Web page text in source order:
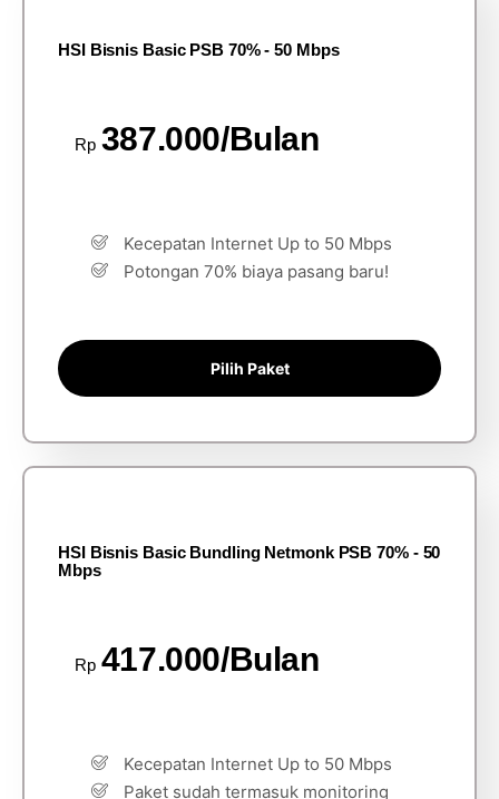
HSI Bisnis Basic PSB 70% - 50 Mbps
Rp 387.000/Bulan
Kecepatan Internet Up to 50 Mbps
Potongan 70% biaya pasang baru!
Pilih Paket
HSI Bisnis Basic Bundling Netmonk PSB 70% - 50
Mbps
Rp 417.000/Bulan
Kecepatan Internet Up to 50 Mbps
Paket sudah termasuk monitoring